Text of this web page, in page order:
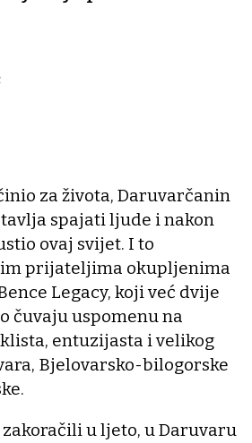
za života, Daruvarčanin
spajati ljude i nakon
ovaj svijet. I to
prijateljima okupljenima
Legacy, koji već dvije
čuvaju uspomenu na
entuzijasta i velikog
Bjelovarsko-bilogorske
u ljeto, u Daruvaru